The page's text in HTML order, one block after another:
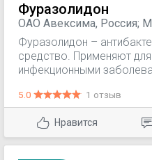
Фуразолидон
ОАО Авексима, Россия;
"Мосхимфармпрепараты"
ЮжФарм, Россия;
Дальхимфарм, Россия;
медицинских
Фуразолидон –
средство. Применяют
инфекционными
кожных покровов, в
дизентерия, тиф,
диарея инфекционной
отравлений,
5.0 1 отзыв
Нравится